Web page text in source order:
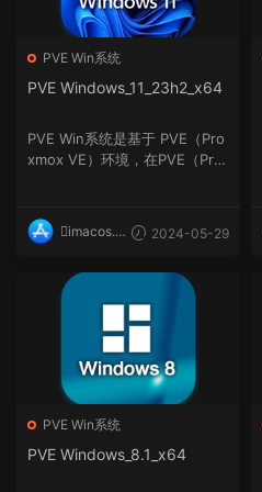
PVE Win系统
PVE Windows_11_23h2_x64
PVE Win系统是基于 PVE（Pro
xmox VE）环境，在PVE（Pro
imacos.t
2024-05-29
PVE Win系统
PVE Windows_8.1_x64